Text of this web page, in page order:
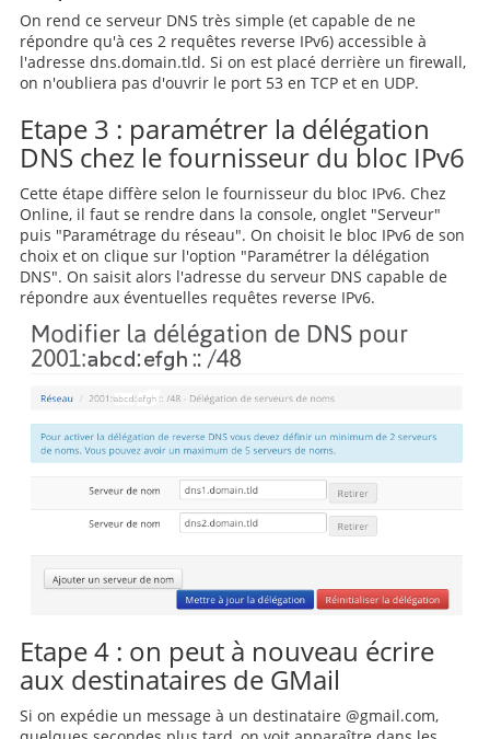
On rend ce serveur DNS très simple (et capable de ne
répondre qu'à ces 2 requêtes reverse IPv6) accessible à
l'adresse dns.domain.tld. Si on est placé derrière un firewall,
on n'oubliera pas d'ouvrir le port 53 en TCP et en UDP.
Etape 3 : paramétrer la délégation
DNS chez le fournisseur du bloc IPv6
Cette étape diffère selon le fournisseur du bloc IPv6. Chez
Online, il faut se rendre dans la console, onglet "Serveur"
puis "Paramétrage du réseau". On choisit le bloc IPv6 de son
choix et on clique sur l'option "Paramétrer la délégation
DNS". On saisit alors l'adresse du serveur DNS capable de
répondre aux éventuelles requêtes reverse IPv6.
Etape 4 : on peut à nouveau écrire
aux destinataires de GMail
Si on expédie un message à un destinataire @gmail.com,